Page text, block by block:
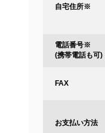
自宅住所※
電話番号※
(携帯電話も可)
FAX
お支払い方法